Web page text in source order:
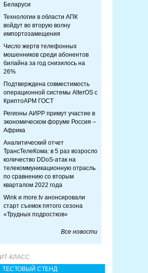
Беларуси
Технологии в области АПК
войдут во вторую волну
импортозамещения
Число жертв телефонных
мошенников среди абонентов
билайна за год снизилось на
26%
Подтверждена совместимость
операционной системы AlterOS с
КриптоАРМ ГОСТ
Регионы АИРР примут участие в
экономическом форуме Россия –
Африка
Аналитический отчет
ТрансТелеКома: в 5 раз возросло
количество DDoS-атак на
телекоммуникационную отрасль
по сравнению со вторым
кварталом 2022 года
Wink и more.tv анонсировали
старт съемок пятого сезона
«Трудных подростков»
Все новости
ИТ-КЛАСС
ТЕСТОВЫЙ СТЕНД